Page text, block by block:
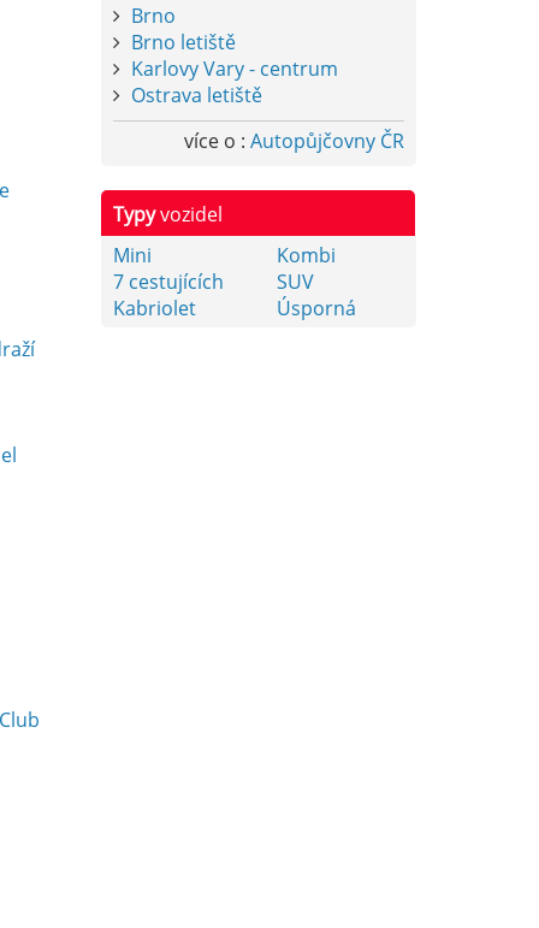
Brno
Brno letiště
Karlovy Vary - centrum
Ostrava letiště
více o : Autopůjčovny ČR
Typyvozidel
Mini
Kombi
7 cestujících
SUV
Kabriolet
Úsporná